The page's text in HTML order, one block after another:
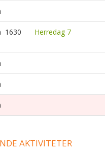
1630 Herredag 7
AKTIVITETER